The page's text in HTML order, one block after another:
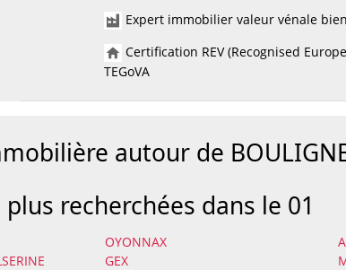
Expert immobilier valeur vénale
Certification REV (Recognised
TEGoVA
autour de
recherchées dans le 01
OYONNAX
GEX